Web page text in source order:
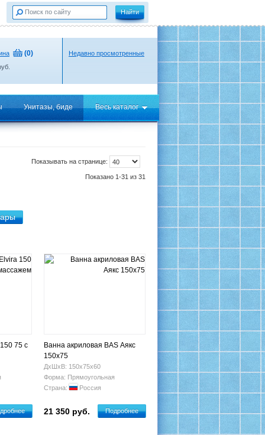
(0) Недавно просмотренные
Унитазы, биде Весь каталог
Показывать на странице:
Показано 1-31 из 31
75 с
Ванна акриловая BAS Аякс
150х75
ДхШхВ: 150х75х60
Форма: Прямоугольная
Страна:
Россия
21 350 руб. Подробнее